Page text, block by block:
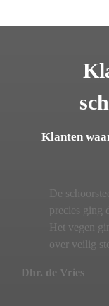
Klanten
De
precies ging
Het vegen
over veilig
Dhr. de Vries